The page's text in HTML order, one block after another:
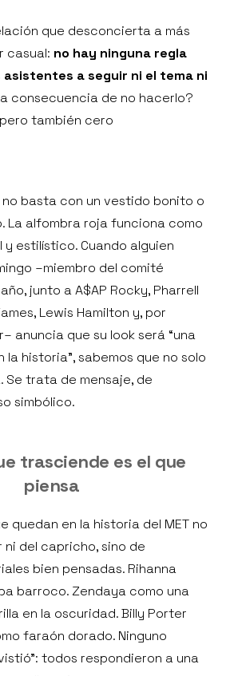
que desconcierta a más
casual: no hay ninguna regla
asistentes a seguir ni el tema ni
consecuencia de no hacerlo?
también cero
no basta con un vestido bonito o
La alfombra roja funciona como
y estilístico. Cuando alguien
–miembro del comité
junto a A$AP Rocky, Pharrell
Lewis Hamilton y, por
anuncia que su look será “una
historia”, sabemos que no solo
Se trata de mensaje, de
simbólico.
trasciende es el que
piensa
quedan en la historia del MET no
del capricho, sino de
bien pensadas. Rihanna
barroco. Zendaya como una
en la oscuridad. Billy Porter
faraón dorado. Ninguno
todos respondieron a una